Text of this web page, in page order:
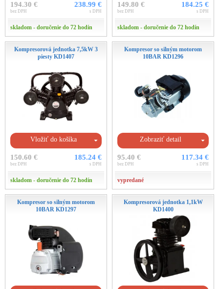
194.30 €
bez DPH
238.99 €
s DPH
skladom - doručenie do 72 hodín
149.80 €
bez DPH
184.25 €
s DPH
skladom - doručenie do 72 hodín
Kompresorová jednotka 7,5kW 3
piesty KD1407
Vložiť do košíka
150.60 €
bez DPH
185.24 €
s DPH
skladom - doručenie do 72 hodín
Kompresor so silným motorom
10BAR KD1296
Zobraziť detail
95.40 €
bez DPH
117.34 €
s DPH
vypredané
Kompresor so silným motorom
10BAR KD1297
Kompresorová jednotka 1,1kW
KD1400